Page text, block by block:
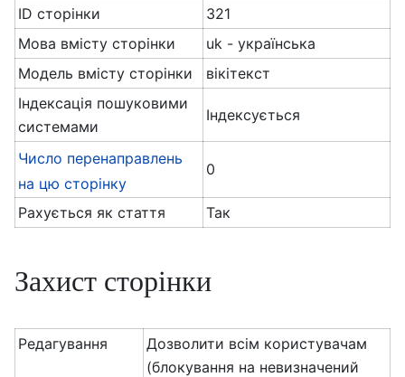
ID сторінки
321
Мова вмісту сторінки
uk - українська
Модель вмісту сторінки
вікітекст
Індексація пошуковими
системами
Індексується
Число перенаправлень
на цю сторінку
0
Рахується як стаття Так
Захист сторінки
Редагування
Дозволити всім користувачам
(блокування на невизначений